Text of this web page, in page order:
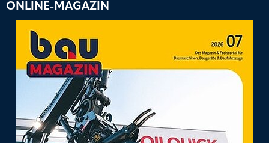
ONLINE-MAGAZIN